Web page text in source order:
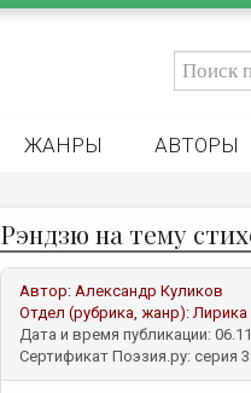
ЖАНРЫ АВТОРЫ
Рэндзю на тему
Автор: Александр Куликов
Отдел (рубрика, жанр):Лирика
Дата и время публикации:
Сертификат Поэзия.ру: серия